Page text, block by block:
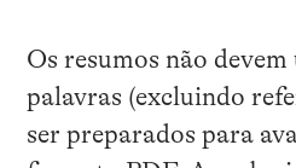
Os resumos não
palavras (excluindo
ser preparados para